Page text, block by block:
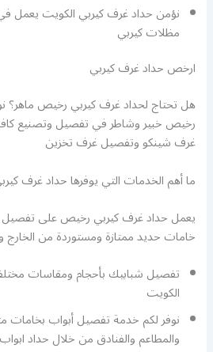
نؤمن حداد غرف كيربي الكويت يعمل
مظلات كيربي
ارخص حداد غرف كيربي
هل تحتاج لحداد غرف كيربي رخيص ماهر؟
رخيص خبير وشاطر في تفصيل وتصنيع
غرف شينكو وتفصيل غرف تخزين
ما أهم الخدمات التي يوفرها حداد غرف
يعمل حداد غرف كيربي رخيص على تفصيل
خامات حديد ممتازة ومستوردة من
تفصيل شبابيك بأحجام ومقاسات
الكويت
نوفر لكم خدمة تفصيل أبواب بخامات
والمطاعم والفنادق من خلال حداد